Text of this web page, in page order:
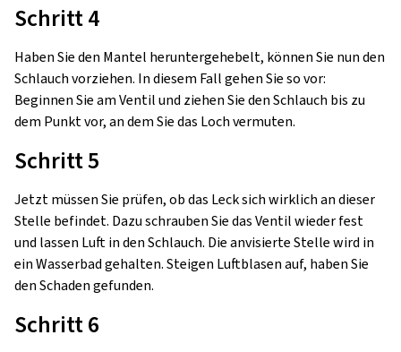
Schritt 4
Haben Sie den Mantel heruntergehebelt, können Sie nun den
Schlauch vorziehen. In diesem Fall gehen Sie so vor:
Beginnen Sie am Ventil und ziehen Sie den Schlauch bis zu
dem Punkt vor, an dem Sie das Loch vermuten.
Schritt 5
Jetzt müssen Sie prüfen, ob das Leck sich wirklich an dieser
Stelle befindet. Dazu schrauben Sie das Ventil wieder fest
und lassen Luft in den Schlauch. Die anvisierte Stelle wird in
ein Wasserbad gehalten. Steigen Luftblasen auf, haben Sie
den Schaden gefunden.
Schritt 6